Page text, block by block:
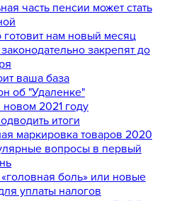
часть пенсии может стать
готовит нам новый месяц
закрепят до
ваша база
об "Удаленке"
2021 году
итоги
маркировка товаров 2020
вопросы в первый
боль» или новые
уплаты налогов